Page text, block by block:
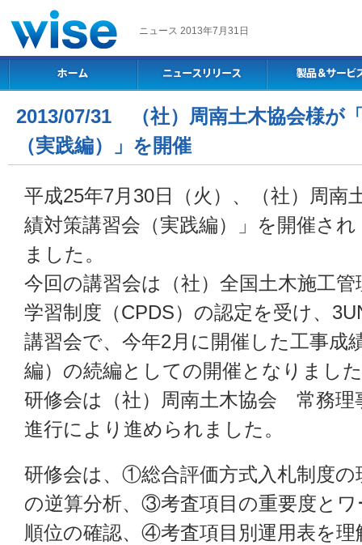
ニュース 2013年7月31日
2013/07/31 （社）周南土木協会様が
（実践編）」を開催
平成25年7月30日（火）、（社）周南
績対策講習会（実践編）」を開催され
ました。
今回の講習会は（社）全国土木施工
学習制度（CPDS）の認定を受け、
講習会で、今年2月に開催した工事成
編）の続編としての開催となりまし
研修会は（社）周南土木協会 常務
進行により進められました。
研修会は、①総合評価方式入札制度
の逆算分析、③考査項目の重要度とワ
順位の確認、④考査項目別運用表を